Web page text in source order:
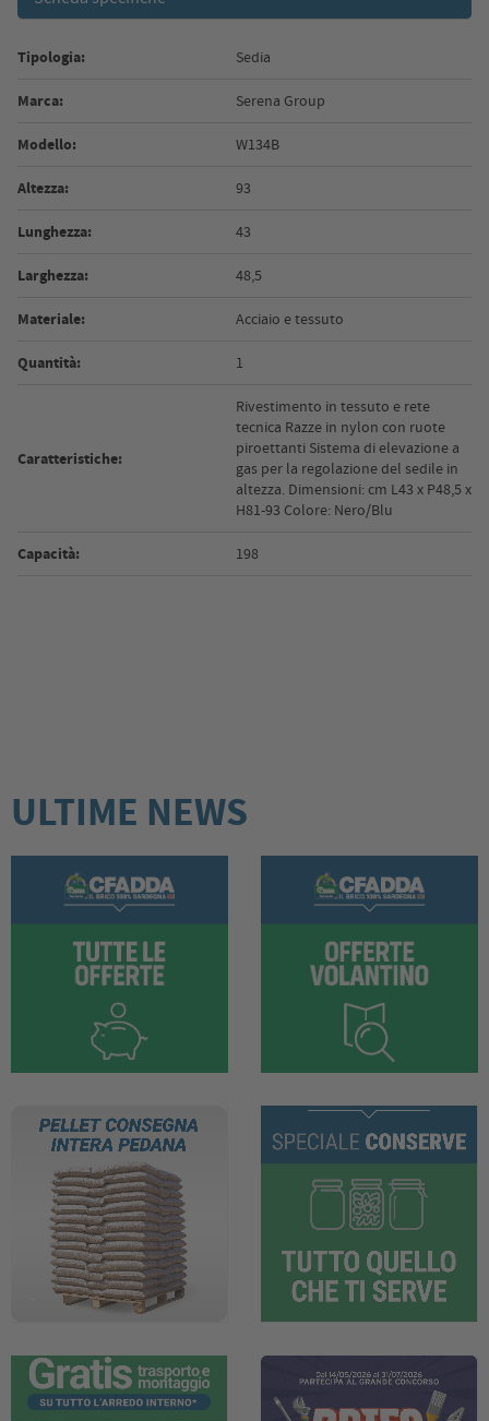
Tipologia: Sedia
Marca: Serena Group
Modello: W134B
Altezza: 93
Lunghezza: 43
Larghezza: 48,5
Materiale: Acciaio e tessuto
Quantità: 1
Caratteristiche:
Rivestimento in tessuto e rete
tecnica Razze in nylon con ruote
piroettanti Sistema di elevazione a
gas per la regolazione del sedile in
altezza. Dimensioni: cm L43 x P48,5 x
H81-93 Colore: Nero/Blu
Capacità: 198
ULTIME NEWS